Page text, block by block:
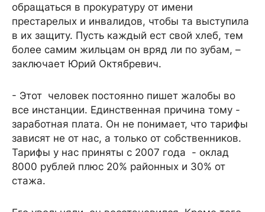
обращаться в прокуратуру от имени
престарелых и инвалидов, чтобы та выступила
в их защиту. Пусть каждый ест свой хлеб, тем
более самим жильцам он вряд ли по зубам, –
заключает Юрий Октябревич.
- Этот человек постоянно пишет жалобы во
все инстанции. Единственная причина тому -
заработная плата. Он не понимает, что тарифы
зависят не от нас, а только от собственников.
Тарифы у нас приняты с 2007 года - оклад
8000 рублей плюс 20% районных и 30% от
стажа.